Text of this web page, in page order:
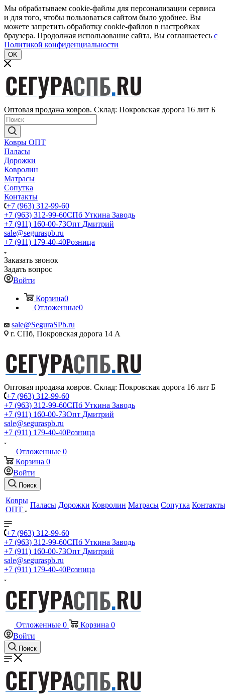
Мы обрабатываем cookie-файлы для персонализации сервиса
и для того, чтобы пользоваться сайтом было удобнее. Вы
можете запретить обработку cookie-файлов в настройках
браузера. Продолжая использование сайта, Вы соглашаетесь c
Политикой конфиденциальности
OK
Оптовая продажа ковров. Склад: Покровская дорога 16 лит Б
Ковры ОПТ
Паласы
Дорожки
Ковролин
Матрасы
Сопутка
Контакты
+7 (963) 312-99-60
+7 (963) 312-99-60СПб Уткина Заводь
+7 (911) 160-00-73Опт Дмитрий
sale@seguraspb.ru
+7 (911) 179-40-40Розница
Заказать звонок
Задать вопрос
Войти
Корзина0
Отложенные0
sale@SeguraSPb.ru
г. СПб, Покровская дорога 14 А
Оптовая продажа ковров. Склад: Покровская дорога 16 лит Б
+7 (963) 312-99-60
+7 (963) 312-99-60СПб Уткина Заводь
+7 (911) 160-00-73Опт Дмитрий
sale@seguraspb.ru
+7 (911) 179-40-40Розница
Отложенные 0
Корзина 0
Войти
Поиск
Ковры
ОПТ
Паласы Дорожки Ковролин Матрасы Сопутка Контакты
+7 (963) 312-99-60
+7 (963) 312-99-60СПб Уткина Заводь
+7 (911) 160-00-73Опт Дмитрий
sale@seguraspb.ru
+7 (911) 179-40-40Розница
Отложенные 0 Корзина 0
Войти
Поиск